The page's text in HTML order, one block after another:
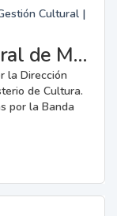
Cultural |
Eventos Dirección General de Música
la Dirección
de Cultura.
por la Banda